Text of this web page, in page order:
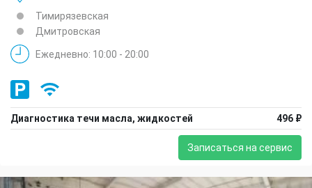
Тимирязевская
Дмитровская
Ежедневно: 10:00 - 20:00
Диагностика течи масла, жидкостей 496 ₽
Записаться на сервис